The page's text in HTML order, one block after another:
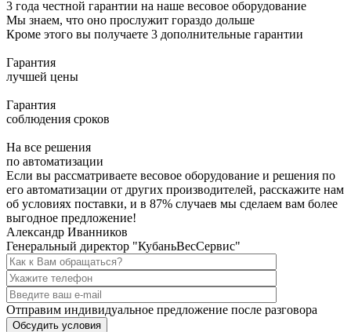
3 года честной гарантии на наше весовое оборудование
Мы знаем, что оно прослужит гораздо дольше
Кроме этого вы получаете 3 дополнительные гарантии
Гарантия
лучшей цены
Гарантия
соблюдения сроков
На все решения
по автоматизации
Если вы рассматриваете весовое оборудование и решения по
его автоматизации от других производителей, расскажите нам
об условиях поставки, и в 87% случаев мы сделаем вам более
выгодное предложение!
Александр Иванников
Генеральный директор "КубаньВесСервис"
Отправим индивидуальное предложение после разговора
Обсудить условия